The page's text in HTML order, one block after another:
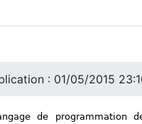
: 01/05/2015
de programmation